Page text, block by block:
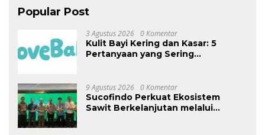
Popular Post
3 Agustus 2026 0 Komentar
Kulit Bayi Kering dan Kasar: 5
Pertanyaan yang Sering
9 Agustus 2026 0 Komentar
Sucofindo Perkuat Ekosistem
Sawit Berkelanjutan melalui